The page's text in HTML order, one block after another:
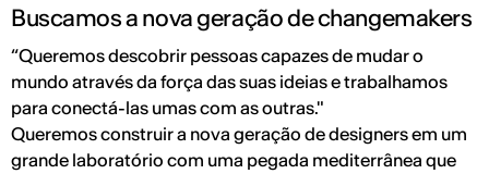
Buscamos a nova geração de changemakers
“Queremos descobrir pessoas capazes de mudar o
mundo através da força das suas ideias e trabalhamos
para conectá-las umas com as outras."
Queremos construir a nova geração de designers em um
grande laboratório com uma pegada mediterrânea que